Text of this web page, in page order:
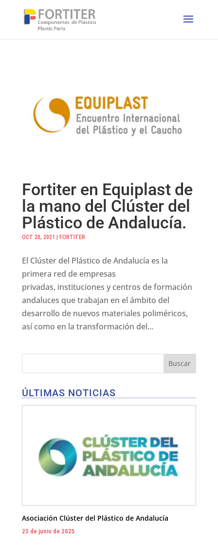
Fortiter en Equiplast de
la mano del Clúster del
Plástico de Andalucía.
OCT 20, 2021 | FORTITER
El Clúster del Plástico de Andalucía es la
primera red de empresas
privadas, instituciones y centros de formación
andaluces que trabajan en el ámbito del
desarrollo de nuevos materiales poliméricos,
así como en la transformación del...
ÚLTIMAS NOTICIAS
Asociación Clúster del Plástico de Andalucía
23 de junio de 2025